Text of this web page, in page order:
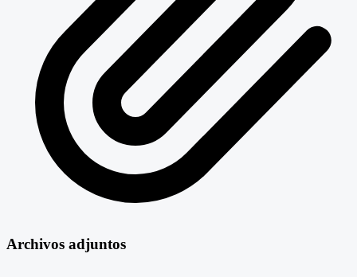
Archivos adjuntos